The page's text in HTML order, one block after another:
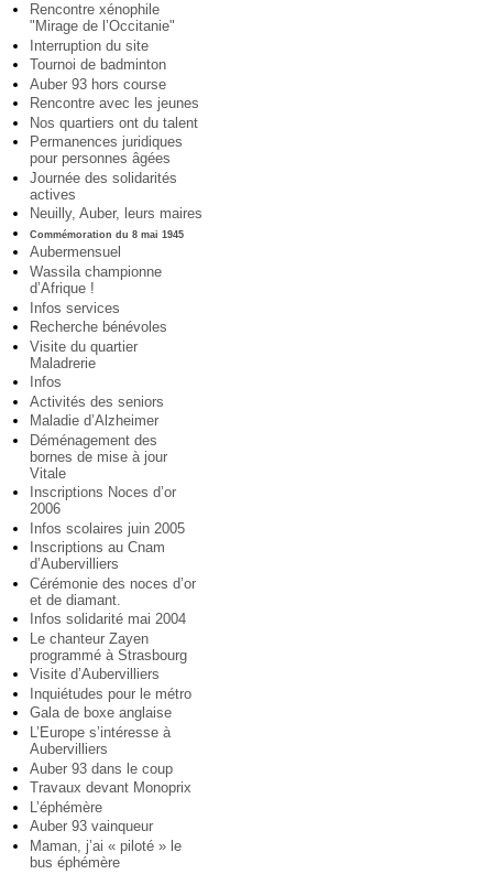
Rencontre xénophile
"Mirage de l’Occitanie"
Interruption du site
Tournoi de badminton
Auber 93 hors course
Rencontre avec les jeunes
Nos quartiers ont du talent
Permanences juridiques
pour personnes âgées
Journée des solidarités
actives
Neuilly, Auber, leurs maires
Commémoration du 8 mai 1945
Aubermensuel
Wassila championne
d’Afrique !
Infos services
Recherche bénévoles
Visite du quartier
Maladrerie
Infos
Activités des seniors
Maladie d’Alzheimer
Déménagement des
bornes de mise à jour
Vitale
Inscriptions Noces d’or
2006
Infos scolaires juin 2005
Inscriptions au Cnam
d’Aubervilliers
Cérémonie des noces d’or
et de diamant.
Infos solidarité mai 2004
Le chanteur Zayen
programmé à Strasbourg
Visite d’Aubervilliers
Inquiétudes pour le métro
Gala de boxe anglaise
L’Europe s’intéresse à
Aubervilliers
Auber 93 dans le coup
Travaux devant Monoprix
L’éphémère
Auber 93 vainqueur
Maman, j’ai « piloté » le
bus éphémère